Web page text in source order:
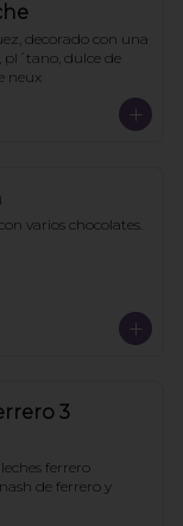
decorado con una
pl´tano, dulce de
neux
varios chocolates.
3
ferrero
de ferrero y